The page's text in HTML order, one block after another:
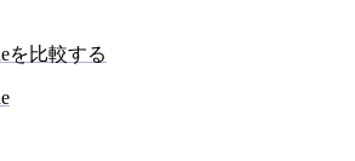
を比較する